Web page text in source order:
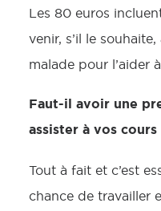
Les 80 euros
venir, s’il le
malade pour l’aider
Faut-il avoir une
assister à vos cours
Tout à fait et c’est
chance de travailler